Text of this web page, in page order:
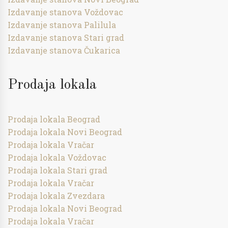
Izdavanje stanova Voždovac
Izdavanje stanova Palilula
Izdavanje stanova Stari grad
Izdavanje stanova Čukarica
Prodaja lokala
Prodaja lokala Beograd
Prodaja lokala Novi Beograd
Prodaja lokala Vračar
Prodaja lokala Voždovac
Prodaja lokala Stari grad
Prodaja lokala Vračar
Prodaja lokala Zvezdara
Prodaja lokala Novi Beograd
Prodaja lokala Vračar